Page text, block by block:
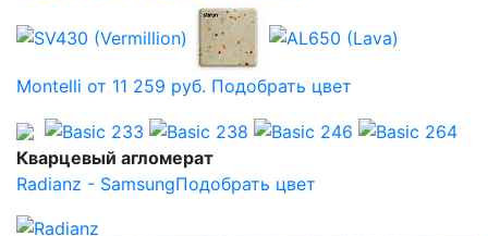
Montelli от 11 259 руб. Подобрать цвет
Кварцевый агломерат
Radianz - SamsungПодобрать цвет